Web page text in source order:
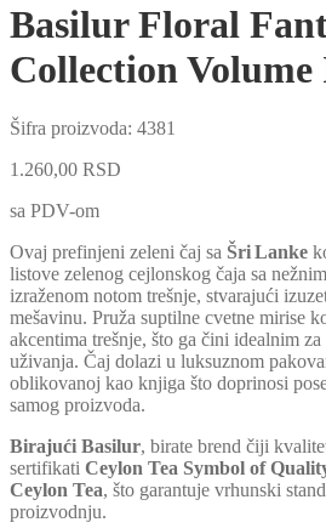
Basilur Floral
Collection
Šifra proizvoda: 4381
1.260,00 RSD
sa PDV-om
Ovaj prefinjeni zeleni čaj sa Šri Lanke
listove zelenog cejlonskog čaja sa
izraženom notom trešnje, stvarajući
mešavinu. Pruža suptilne cvetne mirise
akcentima trešnje, što ga čini idealnim
uživanja. Čaj dolazi u luksuznom
oblikovanoj kao knjiga što doprinosi
samog proizvoda.
Birajući Basilur, birate brend čiji
sertifikati Ceylon Tea Symbol of
Ceylon Tea, što garantuje vrhunski
proizvodnju.